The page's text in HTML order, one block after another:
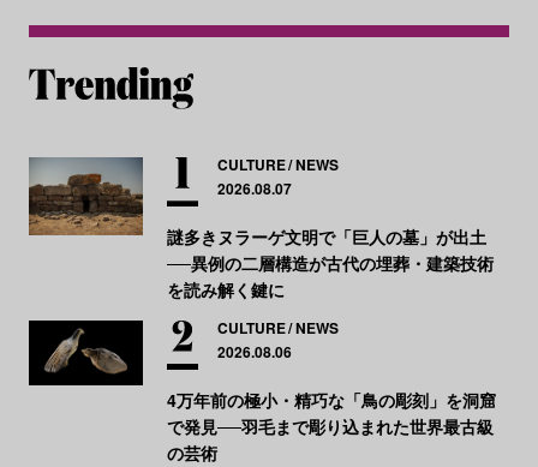
CULTURE NEWS
2026.08.07
謎多きヌラーゲ文明で「巨人の墓」が出土
──異例の二層構造が古代の埋葬・建築技術
を読み解く鍵に
CULTURE NEWS
2026.08.06
4万年前の極小・精巧な「鳥の彫刻」を洞窟
で発見──羽毛まで彫り込まれた世界最古級
の芸術